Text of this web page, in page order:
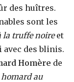
des huîtres.
sont les
la truffe noireet
des blinis.
Homère de
au